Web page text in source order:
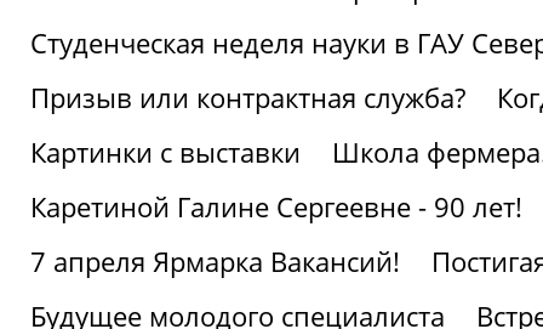
Студенческая неделя науки в ГАУ
Призыв или контрактная служба?
Картинки с выставки
Школа
Каретиной Галине Сергеевне - 90 лет!
7 апреля Ярмарка Вакансий!
Будущее молодого специалиста